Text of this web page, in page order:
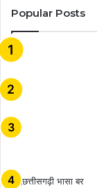
Popular Posts